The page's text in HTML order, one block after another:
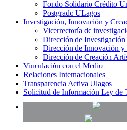
Fondo Solidario Crédito
Postgrado ULagos
Investigación, Innovación y
Vicerrectoría de
Dirección de Investigación
Dirección de Innovación y
Dirección de Creación
Vinculación con el Medio
Relaciones Internacionales
Transparencia Activa Ulagos
Solicitud de Información Ley de